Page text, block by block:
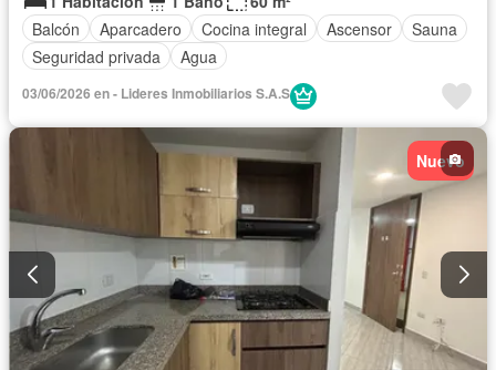
Balcón
Aparcadero Cocina integral Ascensor
Sauna
Seguridad privada
Agua
03/06/2026 en - Lideres Inmobiliarios S.A.S
Nuevo